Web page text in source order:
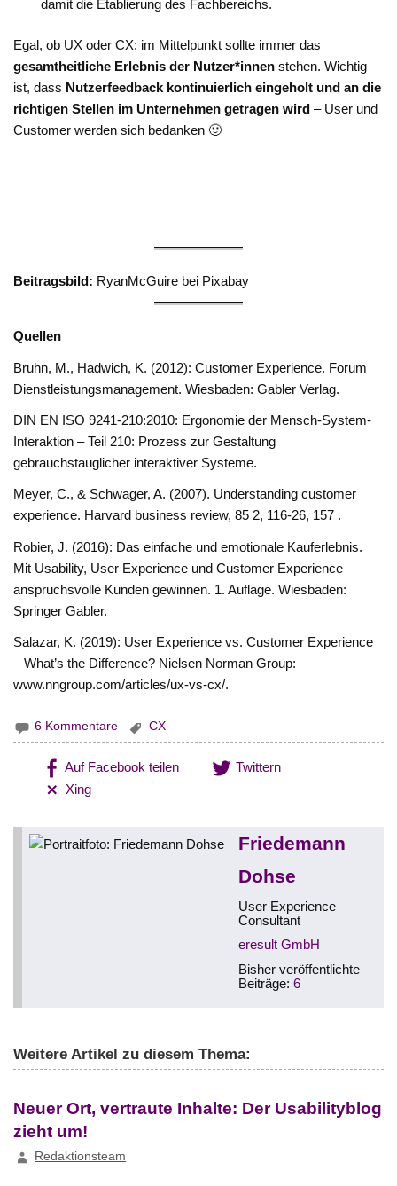
damit die Etablierung des Fachbereichs.
Egal, ob UX oder CX: im Mittelpunkt sollte immer das
gesamtheitliche Erlebnis der Nutzer*innenstehen. Wichtig
ist, dass Nutzerfeedback kontinuierlich eingeholt und an die
richtigen Stellen im Unternehmen getragen wird – User und
Customer werden sich bedanken 🙂
Beitragsbild: RyanMcGuire bei Pixabay
Quellen
Bruhn, M., Hadwich, K. (2012): Customer Experience. Forum
Dienstleistungsmanagement. Wiesbaden: Gabler Verlag.
DIN EN ISO 9241-210:2010: Ergonomie der Mensch-System-
Interaktion – Teil 210: Prozess zur Gestaltung
gebrauchstauglicher interaktiver Systeme.
Meyer, C., & Schwager, A. (2007). Understanding customer
experience. Harvard business review, 85 2, 116-26, 157 .
Robier, J. (2016): Das einfache und emotionale Kauferlebnis.
Mit Usability, User Experience und Customer Experience
anspruchsvolle Kunden gewinnen. 1. Auflage. Wiesbaden:
Springer Gabler.
Salazar, K. (2019): User Experience vs. Customer Experience
– What’s the Difference? Nielsen Norman Group:
www.nngroup.com/articles/ux-vs-cx/.
6 Kommentare CX
Auf Facebook teilen
Twittern
Xing
Friedemann
Dohse
User Experience
Consultant
eresult GmbH
Bisher veröffentlichte
Beiträge:6
Weitere Artikel zu diesem Thema:
Neuer Ort, vertraute Inhalte: Der Usabilityblog
zieht um!
Redaktionsteam